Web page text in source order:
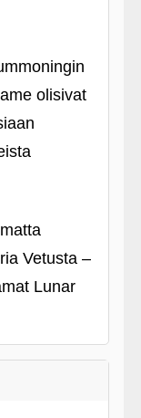
olisivat
Vetusta –
Lunar